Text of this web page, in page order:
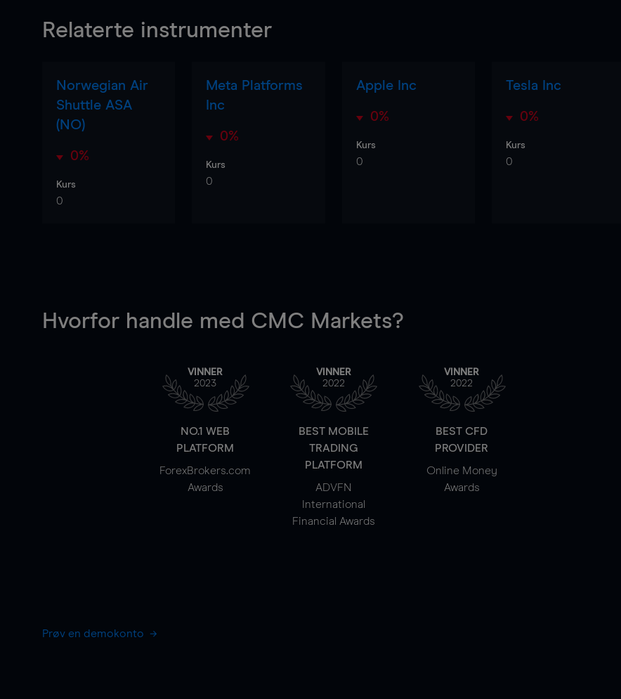
Relaterte instrumenter
Norwegian Air
Shuttle ASA
(NO)
0%
Kurs
0
Meta Platforms
Inc
0%
Kurs
0
Apple Inc
0%
Kurs
0
Tesla Inc
0%
Kurs
0
Hvorfor handle med CMC Markets?
VINNER
2023
NO.1 WEB
PLATFORM
ForexBrokers.com
Awards
VINNER
2022
BEST MOBILE
TRADING
PLATFORM
ADVFN
International
Financial Awards
VINNER
2022
BEST CFD
PROVIDER
Online Money
Awards
Prøv en demokonto